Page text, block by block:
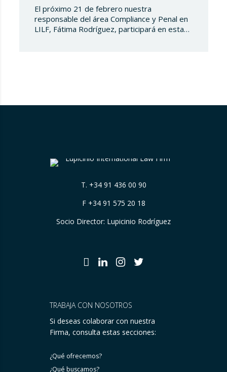
El próximo 21 de febrero nuestra
responsable del área Compliance y Penal en
LILF, Fátima Rodríguez, participará en esta
T. +34 91 436 00 90
F +34 91 575 20 18
Socio Director: Lupicinio Rodríguez
TRABAJA CON NOSOTROS
Si deseas colaborar con nuestra
Firma, consulta estas secciones:
¿Qué ofrecemos?
¿Qué buscamos?